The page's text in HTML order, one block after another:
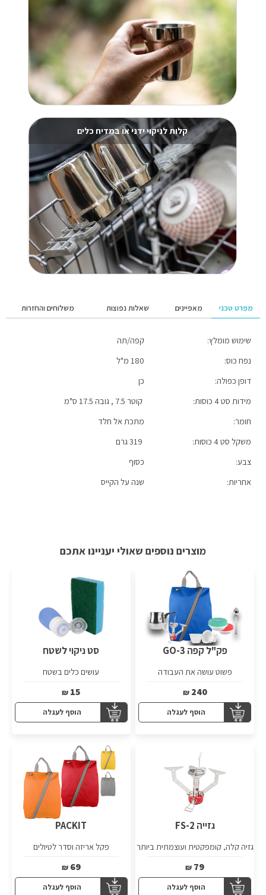
קלות לניקוי ידני או במדיח כלים
מפרט טכני מאפיינים שאלות נפוצות משלוחים והחזרות
שימוש מומלץ:
קפה/תה
נפח כוס:
180 מ"ל
דופן כפולה:
כן
מידות סט 4 כוסות:
קוטר 7.5 , גובה 17.5 ס"מ
חומר:
מתכת אל חלד
משקל סט 4 כוסות:
צבע:
כסוף
אחריות:
שנה על הקייס
האם הכוסות מתחממות?
האם הכוסות שבירות?
האם אפשר לשטוף את הכוסות במדיח כלים?
האם יש לכוסות טעם לוואי?
השליח ישלח הודעה שעתיים לפני הגעה לכתובתכם.
מוצרים נוספים שאולי יעניינו אתכם
פק"ל קפה GO-3
פשוט עושה את העבודה
240
₪
הוסף לעגלה
סט ניקוי לשטח
עושים כלים בשטח
15
₪
הוסף לעגלה
גזייה FS-2
גזיה קלה, קומפקטית ועוצמתית ביותר
79
₪
הוסף לעגלה
PACKIT
פקל אריזה וסדר לטיולים
69
₪
הוסף לעגלה